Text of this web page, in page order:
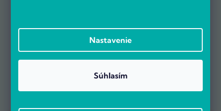
Nastavenie
Súhlasím